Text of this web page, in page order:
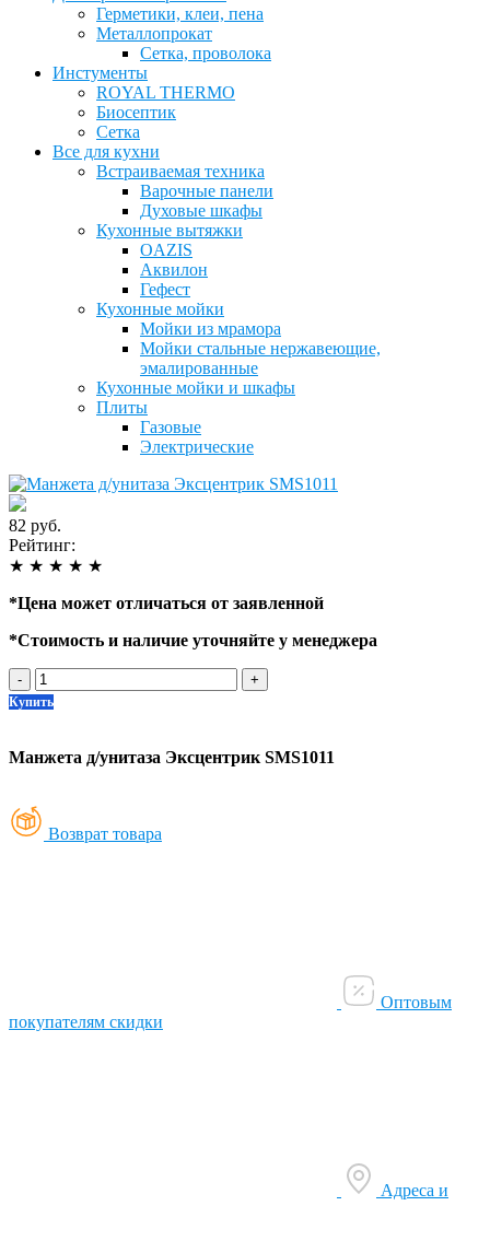
Герметики, клеи, пена
Металлопрокат
Сетка, проволока
Инстументы
ROYAL THERMO
Биосептик
Сетка
Все для кухни
Встраиваемая техника
Варочные панели
Духовые шкафы
Кухонные вытяжки
OAZIS
Аквилон
Гефест
Кухонные мойки
Мойки из мрамора
Мойки стальные нержавеющие,
эмалированные
Кухонные мойки и шкафы
Плиты
Газовые
Электрические
82 руб.
Рейтинг:
★ ★ ★ ★ ★
*Цена может отличаться от заявленной
*Стоимость и наличие уточняйте у менеджера
- +
Купить
Манжета д/унитаза Эксцентрик SMS1011
Возврат товара
Оптовым
покупателям скидки
Адреса и